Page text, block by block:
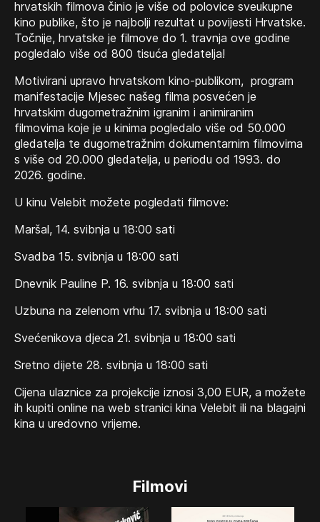
hrvatskih filmova činio je više od polovice sveukupne
kino publike, što je najbolji rezultat u povijesti Hrvatske.
Točnije, hrvatske je filmove do 1. travnja ove godine
pogledalo više od 800 tisuća gledatelja!
Motivirani upravo hrvatskom kino-publikom, program
manifestacije Mjesec našeg filma posvećen je
hrvatskim dugometražnim igranim i animiranim
filmovima koje je u kinima pogledalo više od 50.000
gledatelja te dugometražnim dokumentarnim filmovima
s više od 20.000 gledatelja, u periodu od 1993. do
2026. godine.
U kinu Velebit možete pogledati filmove:
Maršal, 14. svibnja u 18:00 sati
Svadba 15. svibnja u 18:00 sati
Dnevnik Pauline P. 16. svibnja u 18:00 sati
Uzbuna na zelenom vrhu 17. svibnja u 18:00 sati
Svećenikova djeca 21. svibnja u 18:00 sati
Sretno dijete 28. svibnja u 18:00 sati
Cijena ulaznice za projekcije iznosi 3,00 EUR, a možete
ih kupiti online na web stranici kina Velebit ili na blagajni
kina u uredovno vrijeme.
Filmovi